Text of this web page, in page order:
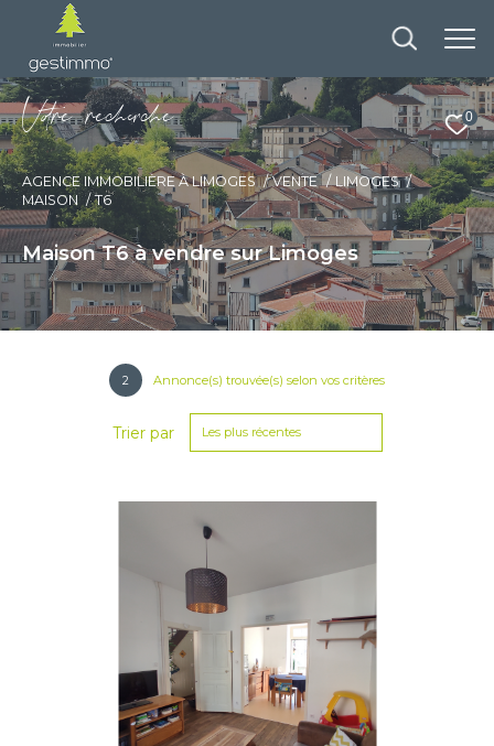
0
Vore recece
AGENCE IMMOBILIÈRE À LIMOGES VENTE
LIMOGES
MAISON
T6
Maison T6 à vendre sur Limoges
2 Annonce(s) trouvée(s) selon vos critères
Trier par Les plus récentes